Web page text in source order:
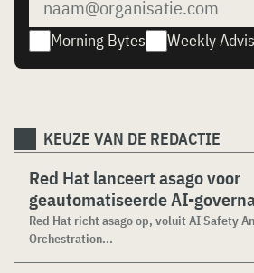
Morning Bytes Weekly
KEUZE VAN DE REDACTIE
Red Hat lanceert asago voor
geautomatiseerde AI-
Red Hat richt asago op, voluit AI Safety
Orchestration...